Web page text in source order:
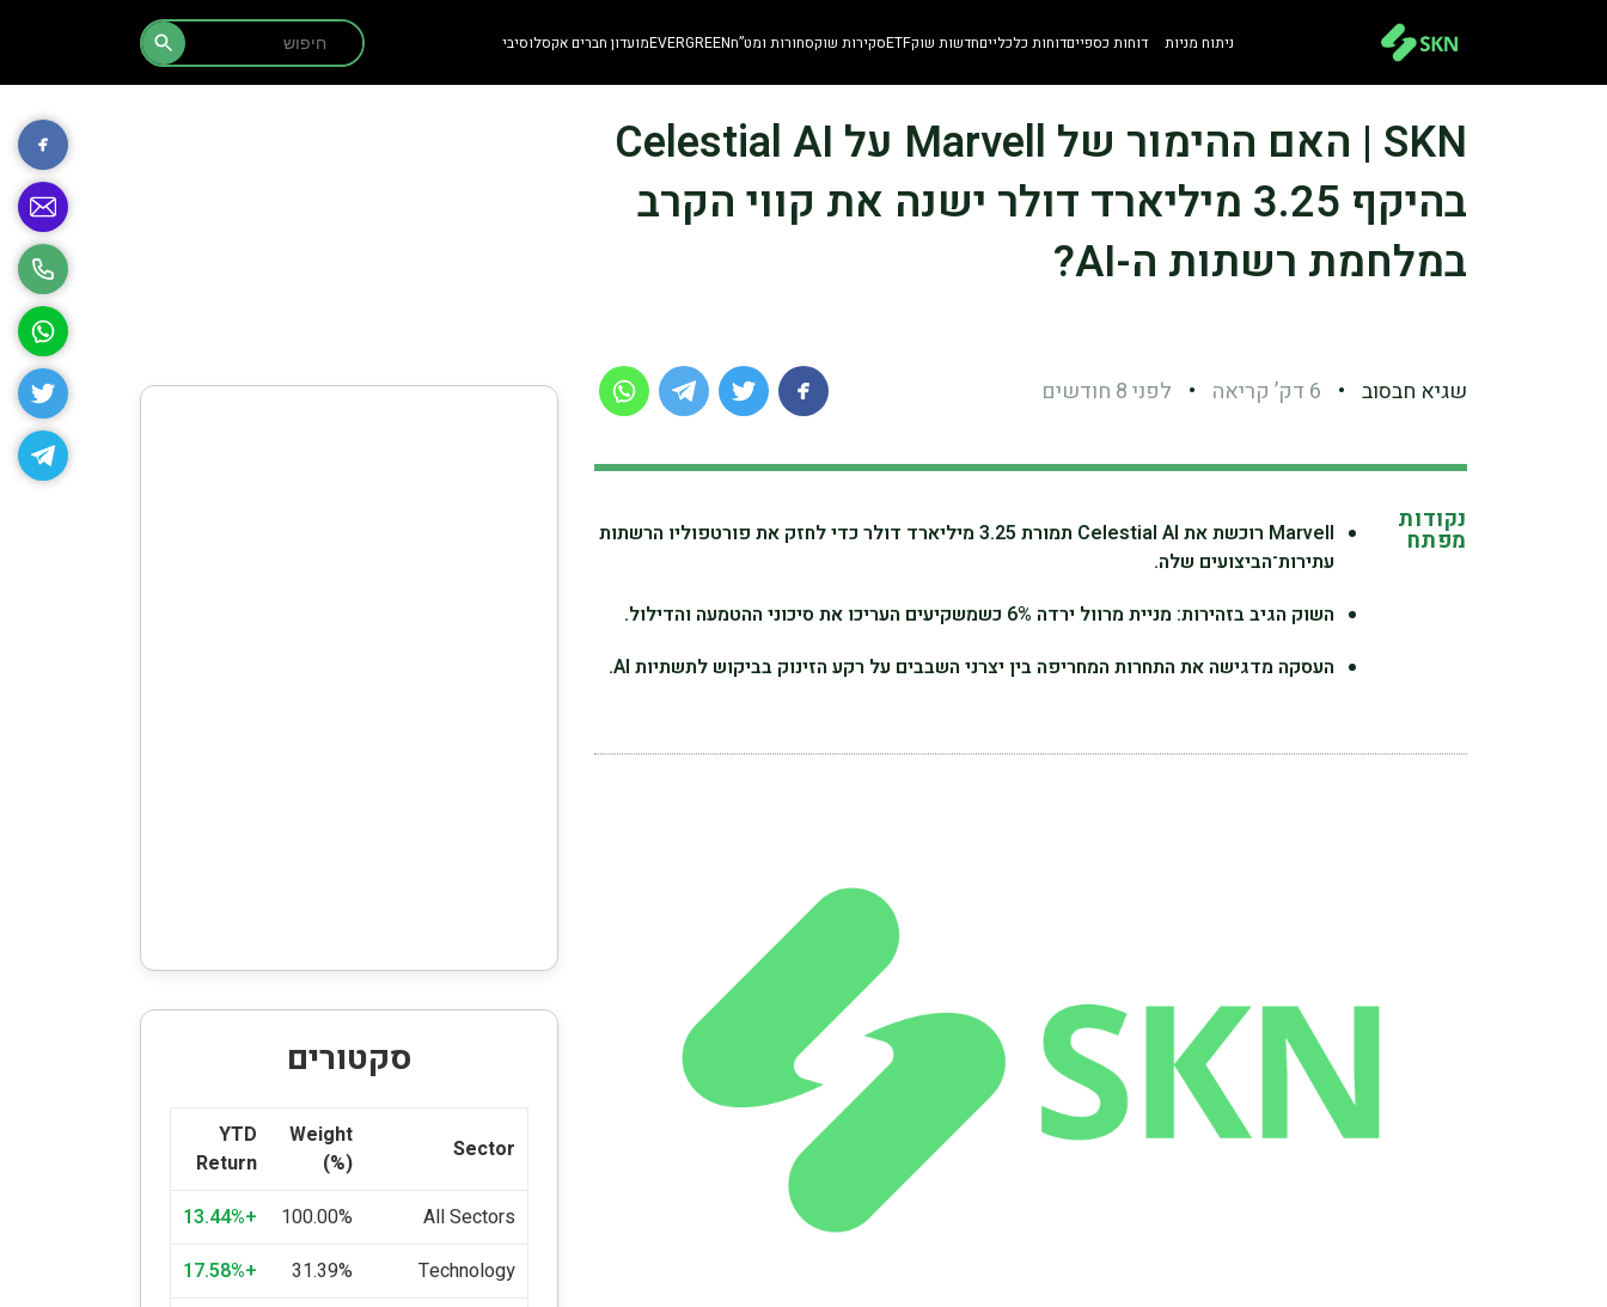
ניתוח מניות דוחות כספייםדוחות כלכלייםחדשות שוקETFסקירות שוקסחורות ומט”חEVERGREENמועדון חברים אקסלוסיבי Search
for:
Search Button
SKN | האם ההימור של Marvell על Celestial AI
בהיקף 3.25 מיליארד דולר ישנה את קווי הקרב
במלחמת רשתות ה-AI?
שגיא חבסוב • 6 דק’ קריאה • לפני 8 חודשים
נקודות
מפתח
Marvell רוכשת את Celestial AI תמורת 3.25 מיליארד דולר כדי לחזק את פורטפוליו הרשתות
עתירות־הביצועים שלה.
השוק הגיב בזהירות: מניית מרוול ירדה 6% כשמשקיעים העריכו את סיכוני ההטמעה והדילול.
העסקה מדגישה את התחרות המחריפה בין יצרני השבבים על רקע הזינוק בביקוש לתשתיות AI.
סקטורים
Sector
Weight
(%)
YTD
Return
All Sectors
100.00%
+13.44%
Technology
31.39%
+17.58%